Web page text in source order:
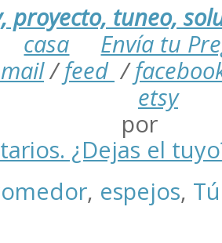
proyecto, tuneo,
casa
Envía tu
/feed /
etsy
por
¿Dejas el
, espejos,